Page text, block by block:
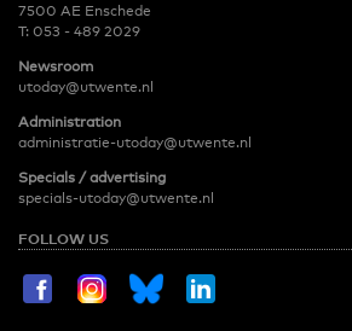
7500 AE Enschede
T: 053 - 489 2029
Newsroom
utoday@utwente.nl
Administration
administratie-utoday@utwente.nl
Specials / advertising
specials-utoday@utwente.nl
FOLLOW US